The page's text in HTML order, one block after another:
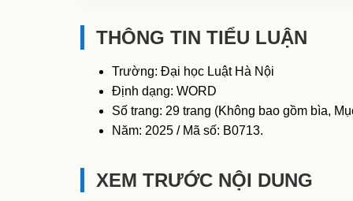
THÔNG TIN TIỂU LUẬN
Trường: Đại học Luật Hà Nội
Định dạng: WORD
Số trang: 29 trang (Không bao gồm bìa,
Năm: 2025 / Mã số: B0713.
XEM TRƯỚC NỘI DUNG